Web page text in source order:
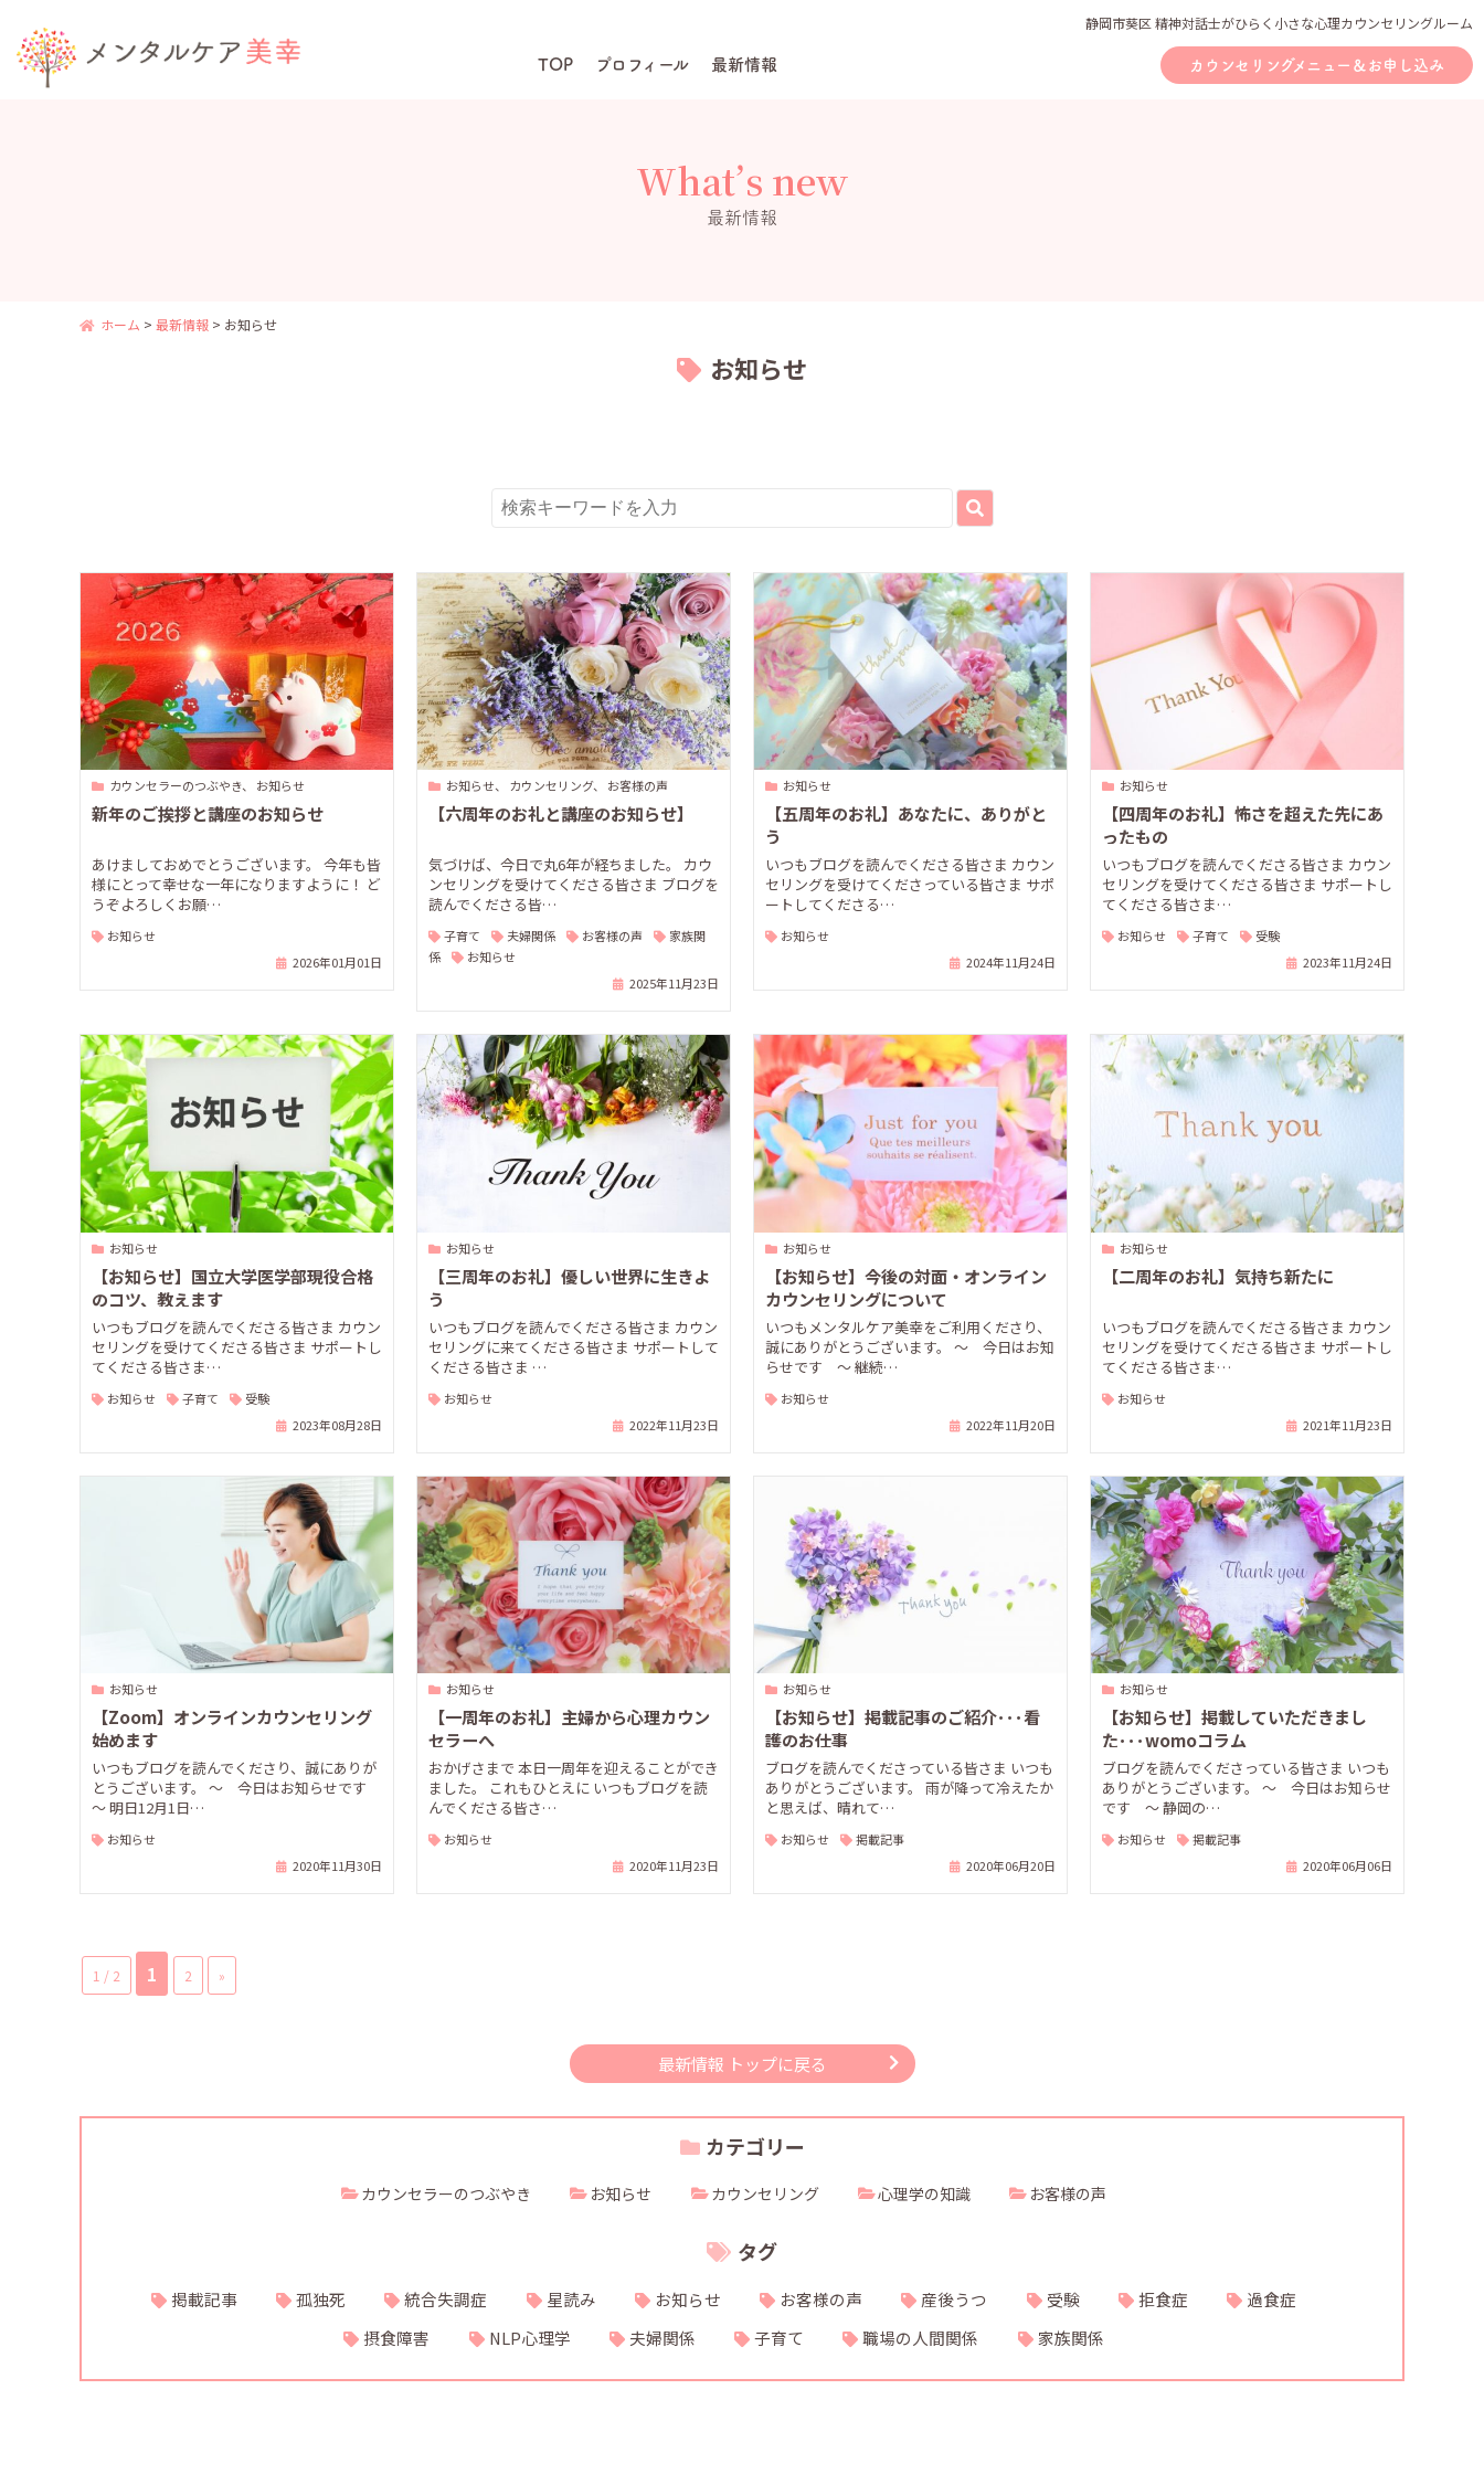
静岡市葵区 精神対話士がひらく小さな心理カウンセリングルーム
TOP プロフィール 最新情報 カウンセリングメニュー＆お申し込み
What’s new
最新情報
ホーム > 最新情報 > お知らせ
お知らせ
カウンセラーのつぶやき、 お知らせ
新年のご挨拶と講座のお知らせ
あけましておめでとうございます。 今年も皆
様にとって幸せな一年になりますように！ ど
うぞよろしくお願…
お知らせ
2026年01月01日
お知らせ、 カウンセリング、 お客様の声
【六周年のお礼と講座のお知らせ】
気づけば、今日で丸6年が経ちました。 カウ
ンセリングを受けてくださる皆さま ブログを
読んでくださる皆…
子育て 夫婦関係 お客様の声
家族関
係
お知らせ
2025年11月23日
お知らせ
【五周年のお礼】あなたに、ありがと
う
いつもブログを読んでくださる皆さま カウン
セリングを受けてくださっている皆さま サポ
ートしてくださる…
お知らせ
2024年11月24日
お知らせ
【四周年のお礼】怖さを超えた先にあ
ったもの
いつもブログを読んでくださる皆さま カウン
セリングを受けてくださる皆さま サポートし
てくださる皆さま…
お知らせ 子育て
受験
2023年11月24日
お知らせ
【お知らせ】国立大学医学部現役合格
のコツ、教えます
いつもブログを読んでくださる皆さま カウン
セリングを受けてくださる皆さま サポートし
てくださる皆さま…
お知らせ 子育て
受験
2023年08月28日
お知らせ
【三周年のお礼】優しい世界に生きよ
う
いつもブログを読んでくださる皆さま カウン
セリングに来てくださる皆さま サポートして
くださる皆さま …
お知らせ
2022年11月23日
お知らせ
【お知らせ】今後の対面・オンライン
カウンセリングについて
いつもメンタルケア美幸をご利用くださり、
誠にありがとうございます。 ～ 今日はお知
らせです ～ 継続…
お知らせ
2022年11月20日
お知らせ
【二周年のお礼】気持ち新たに
いつもブログを読んでくださる皆さま カウン
セリングを受けてくださる皆さま サポートし
てくださる皆さま…
お知らせ
2021年11月23日
お知らせ
【Zoom】オンラインカウンセリング
始めます
いつもブログを読んでくださり、誠にありが
とうございます。 ～ 今日はお知らせです
～ 明日12月1日…
お知らせ
2020年11月30日
お知らせ
【一周年のお礼】主婦から心理カウン
セラーへ
おかげさまで 本日一周年を迎えることができ
ました。 これもひとえに いつもブログを読
んでくださる皆さ…
お知らせ
2020年11月23日
お知らせ
【お知らせ】掲載記事のご紹介･･･看
護のお仕事
ブログを読んでくださっている皆さま いつも
ありがとうございます。 雨が降って冷えたか
と思えば、晴れて…
お知らせ
掲載記事
2020年06月20日
お知らせ
【お知らせ】掲載していただきまし
た･･･womoコラム
ブログを読んでくださっている皆さま いつも
ありがとうございます。 ～ 今日はお知らせ
です ～ 静岡の…
お知らせ
掲載記事
2020年06月06日
1 / 2 1 2 »
最新情報 トップに戻る
カテゴリー
カウンセラーのつぶやき お知らせ カウンセリング 心理学の知識 お客様の声
タグ
掲載記事 孤独死 統合失調症 星読み お知らせ お客様の声 産後うつ 受験 拒食症
過食症
摂食障害
NLP心理学 夫婦関係 子育て 職場の人間関係 家族関係